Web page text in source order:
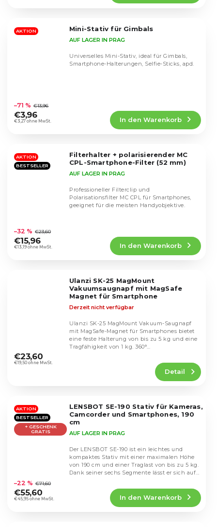
Sternen.
AKTION Mini-Stativ für Gimbals
durchschnittliche
Produktbewertung
ist
Sternen.
AUF LAGER IN PRAG
€3,27 ohne MwSt.
–71 % €13,96
€3,96
In den Warenkorb
Universelles Mini-Stativ, ideal für Gimbals,
Smartphone-Halterungen, Selfie-Sticks, apd.
AKTION
BESTSELLER
Filterhalter + polarisierender MC
CPL-Smartphone-Filter (52 mm)
durchschnittliche
Produktbewertung
ist
AUF LAGER IN PRAG
€13,19 ohne MwSt.
–32 % €23,60
€15,96
In den Warenkorb
Professioneller Filterclip und
Polarisationsfilter MC CPL für Smartphones,
geeignet für die meisten Handyobjektive.
Ulanzi SK-25 MagMount
Vakuumsaugnapf mit MagSafe
Magnet für Smartphone
durchschnittliche
Produktbewertung
Sternen.
Derzeit nicht verfügbar
€19,50 ohne MwSt.
€23,60
Detail
Ulanzi SK-25 MagMount Vakuum-Saugnapf
mit MagSafe-Magnet für Smartphones bietet
eine feste Halterung von bis zu 5 kg und eine
Tragfähigkeit von 1 kg. 360°
AKTION
BESTSELLER
+ GESCHENK
GRATIS
LENSBOT SE-190 Stativ für Kameras,
Camcorder und Smartphones, 190
cm
durchschnittliche
Produktbewertung
ist
AUF LAGER IN PRAG
€45,95 ohne MwSt.
–22 % €71,60
€55,60
In den Warenkorb
Der LENSBOT SE-190 ist ein leichtes und
kompaktes Stativ mit einer maximalen Höhe
von 190 cm und einer Traglast von bis zu 5 kg.
Dank seiner sechs Segmente lässt er sich auf...